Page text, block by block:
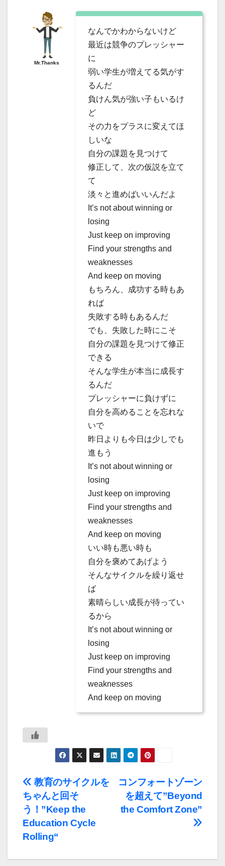
Mr.Thanks
なんでかわからないけど
最近は競争のプレッシャー
に
弱い学生が増えてる気がす
るんだ
負けん気が強い子もいるけ
ど
その力をプラスに変えてほ
しいな
自分の課題を見つけて
修正して、次の仮説を立て
て
淡々と進めばいいんだよ
It’s not about winning or
losing
Just keep on improving
Find your strengths and
weaknesses
And keep on moving
もちろん、成功する時もあ
れば
失敗する時もあるんだ
でも、失敗した時にこそ
自分の課題を見つけて修正
できる
そんな学生が本当に成長す
るんだ
プレッシャーに負けずに
自分を高めることを忘れな
いで
昨日よりも今日は少しでも
進もう
It’s not about winning or
losing
Just keep on improving
Find your strengths and
weaknesses
And keep on moving
いい時も悪い時も
自分を褒めてあげよう
そんなサイクルを繰り返せ
ば
素晴らしい成長が待ってい
るから
It’s not about winning or
losing
Just keep on improving
Find your strengths and
weaknesses
And keep on moving
投
稿
ナ
コンフォートゾーン
を超えて”Beyond
the Comfort Zone”
教育のサイクルを
ちゃんと回そ
う！”Keep the
Education Cycle
Rolling“